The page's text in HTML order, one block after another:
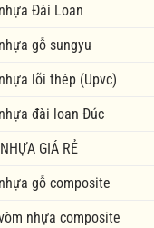
Đài Loan
gỗ sungyu
lõi thép (Upvc)
đài loan Đúc
GIÁ RẺ
gỗ composite
nhựa composite